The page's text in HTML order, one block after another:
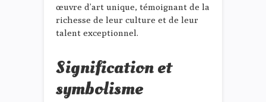
œuvre d’art unique, témoignant de la
richesse de leur culture et de leur
talent exceptionnel.
Signification et
symbolisme